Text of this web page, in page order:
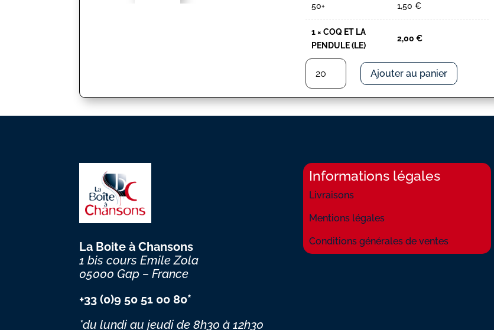
50+ 1,50 €
1 ×COQ ET LA
PENDULE (LE)
2,00 €
quantité
COQ
ET
LA
Ajouter au panier
La Boite à Chansons
1 bis cours Emile Zola
05000 Gap – France
+33 (0)9 50 51 00 80*
*du lundi au jeudide 8h30 à 12h30
Informations légales
Livraisons
Mentions légales
Conditions générales de ventes